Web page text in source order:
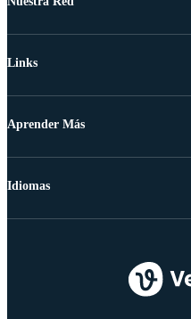
Links
Aprender Más
Idiomas